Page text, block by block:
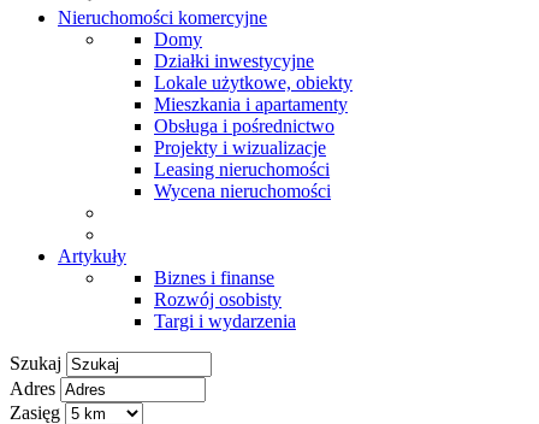
Nieruchomości komercyjne
Domy
Działki inwestycyjne
Lokale użytkowe, obiekty
Mieszkania i apartamenty
Obsługa i pośrednictwo
Projekty i wizualizacje
Leasing nieruchomości
Wycena nieruchomości
Artykuły
Biznes i finanse
Rozwój osobisty
Targi i wydarzenia
Szukaj
Adres
Zasięg